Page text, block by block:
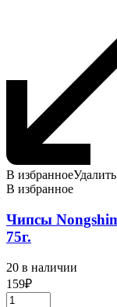
В избранное
В избранное
Чипсы
75г.
20 в наличии
159₽